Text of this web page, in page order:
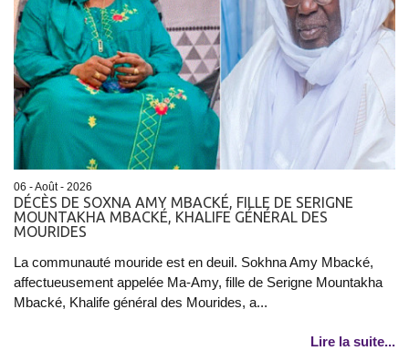
06 - Août - 2026
DÉCÈS DE SOXNA AMY MBACKÉ, FILLE DE SERIGNE
MOUNTAKHA MBACKÉ, KHALIFE GÉNÉRAL DES
MOURIDES
La communauté mouride est en deuil. Sokhna Amy Mbacké,
affectueusement appelée Ma-Amy, fille de Serigne Mountakha
Mbacké, Khalife général des Mourides, a...
Lire la suite...